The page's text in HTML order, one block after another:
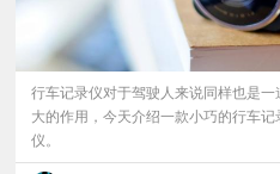
行车记录仪对于驾驶人来说同样也是
大的作用，今天介绍一款小巧的行车
仪。